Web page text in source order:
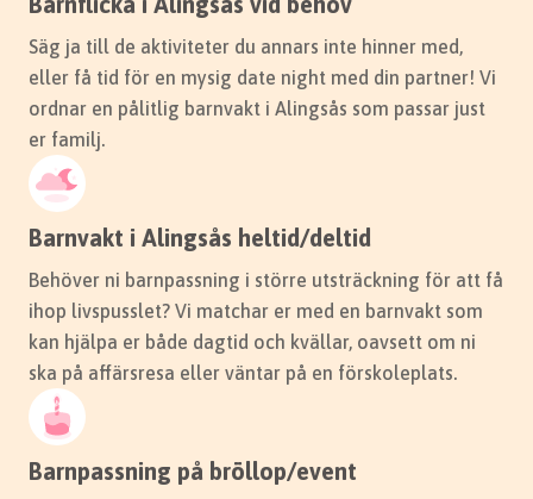
Säg ja till de aktiviteter du annars inte hinner med,
eller få tid för en mysig date night med din partner! Vi
ordnar en pålitlig barnvakt i Alingsås som passar just
er familj.
Barnvakt i Alingsås heltid/deltid
Behöver ni barnpassning i större utsträckning för att få
ihop livspusslet? Vi matchar er med en barnvakt som
kan hjälpa er både dagtid och kvällar, oavsett om ni
ska på affärsresa eller väntar på en förskoleplats.
Barnpassning på bröllop/event